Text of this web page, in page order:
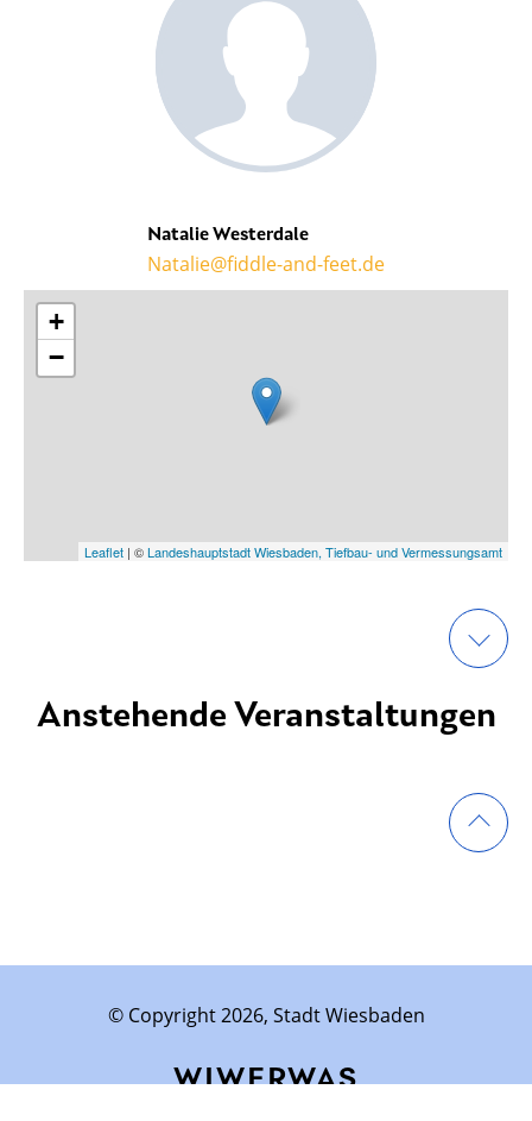
Natalie Westerdale
Natalie@fiddle-and-feet.de
+
−
Leaflet | ©Landeshauptstadt Wiesbaden, Tiefbau- und Vermessungsamt
Anstehende Veranstaltungen
© Copyright 2026, Stadt Wiesbaden
WIWERWAS